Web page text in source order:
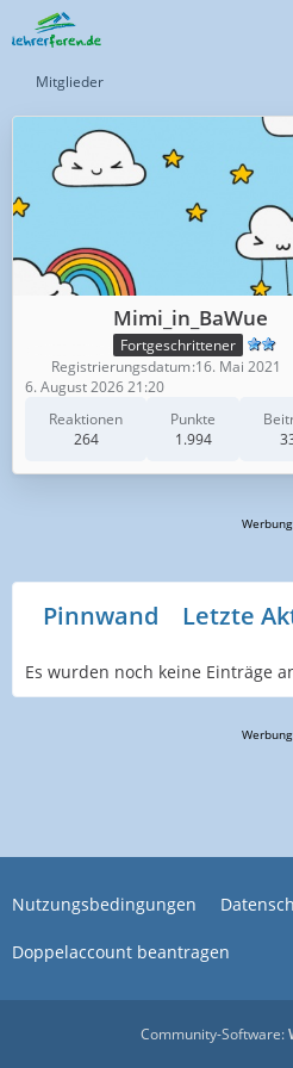
Mitglieder
Mimi_in_BaWue
Fortgeschrittener
Reaktionen
264
Punkte
1.994
Registrierungsdatum 16. Mai 2021
6. August 2026 21:20
Werbung
Pinnwand Letzte
Es wurden noch keine Einträge
Werbung
Nutzungsbedingungen
Doppelaccount beantragen
Community-Software: